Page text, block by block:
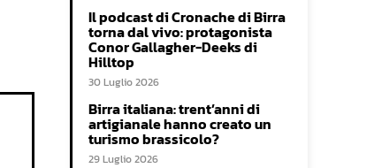
Il podcast di Cronache di Birra
torna dal vivo: protagonista
Conor Gallagher-Deeks di
Hilltop
30 Luglio 2026
Birra italiana: trent’anni di
artigianale hanno creato un
turismo brassicolo?
29 Luglio 2026